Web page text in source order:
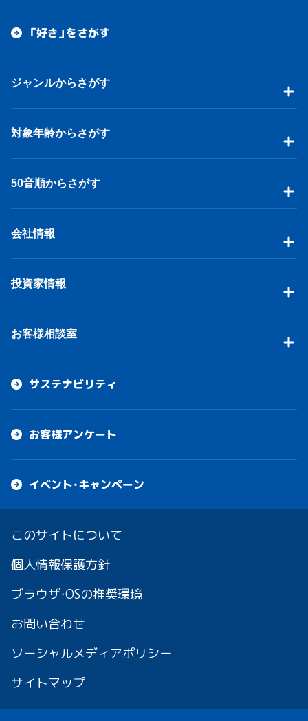
「好き」をさがす
ジャンルからさがす
対象年齢からさがす
50音順からさがす
会社情報
投資家情報
お客様相談室
サステナビリティ
お客様アンケート
イベント・キャンペーン
このサイトについて
個人情報保護方針
ブラウザ・OSの推奨環境
お問い合わせ
ソーシャルメディアポリシー
サイトマップ